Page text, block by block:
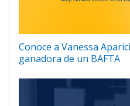
Conoce a Vanessa
ganadora de un BAFTA